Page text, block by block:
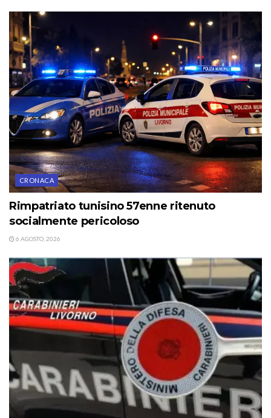
CRONACA
Rimpatriato tunisino 57enne ritenuto
socialmente pericoloso
6 AGOSTO, 2026